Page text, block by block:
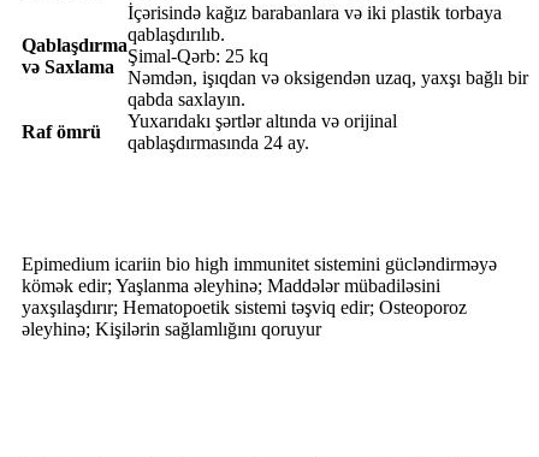
Qablaşdırma
və Saxlama
İçərisində kağız barabanlara və iki plastik torbaya
qablaşdırılıb.
Şimal-Qərb: 25 kq
Nəmdən, işıqdan və oksigendən uzaq, yaxşı bağlı bir
qabda saxlayın.
Raf ömrü
Yuxarıdakı şərtlər altında və orijinal
qablaşdırmasında 24 ay.
Epimedium icariin bio high immunitet sistemini gücləndirməyə
kömək edir; Yaşlanma əleyhinə; Maddələr mübadiləsini
yaxşılaşdırır; Hematopoetik sistemi təşviq edir; Osteoporoz
əleyhinə; Kişilərin sağlamlığını qoruyur